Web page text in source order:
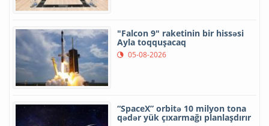
"Falcon 9" raketinin bir hissəsi
Ayla toqquşacaq
05-08-2026
“SpaceX” orbitə 10 milyon tona
qədər yük çıxarmağı planlaşdırır